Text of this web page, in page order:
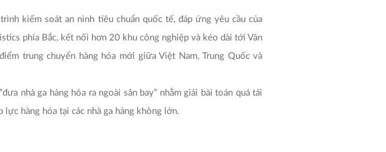
kiểm soát an ninh tiêu chuẩn quốc tế, đáp ứng yêu cầu của
phía Bắc, kết nối hơn 20 khu công nghiệp và kéo dài tới Vân
trung chuyển hàng hóa mới giữa Việt Nam, Trung Quốc và
nhà ga hàng hóa ra ngoài sân bay” nhằm giải bài toán quá tải
hàng hóa tại các nhà ga hàng không lớn.